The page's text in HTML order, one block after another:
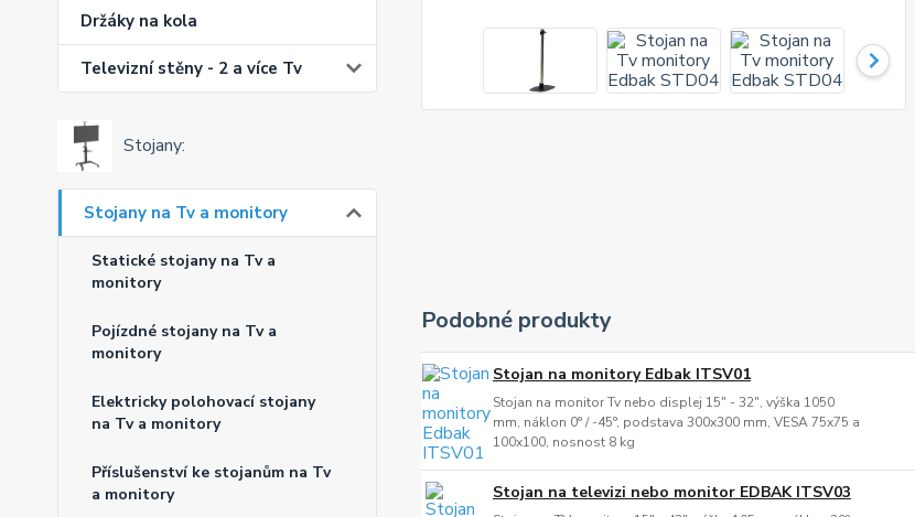
Držáky na kola
Televizní stěny - 2 a více Tv
Stojany:
Stojany na Tv a monitory
Statické stojany na Tv a
monitory
Pojízdné stojany na Tv a
monitory
Elektricky polohovací stojany
na Tv a monitory
Příslušenství ke stojanům na Tv
a monitory
Podobné produkty
Stojan na monitory Edbak ITSV01
Stojan na monitor Tv nebo displej 15" - 32", výška 1050
mm, náklon 0° / -45°, podstava 300x300 mm, VESA 75x75 a
100x100, nosnost 8 kg
Stojan na televizi nebo monitor EDBAK ITSV03